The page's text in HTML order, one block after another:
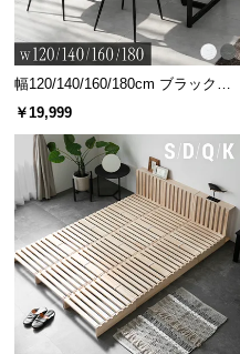
幅120/140/160/180cm ブラックフ
レーム ダイニング 大理石調 4人掛
￥19,999